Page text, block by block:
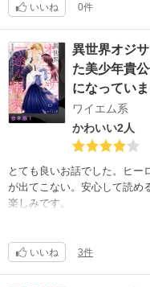
いいね 0件
異世界オジ
た美少年貴
になってい
ワイエム系
かわいい2人
とても良いお話でした。ヒー
が出てこない。安心して読め
楽しみです。
いいね 3件